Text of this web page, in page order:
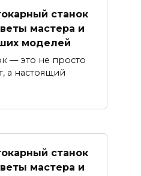
станок
мастера и
моделей
— это не просто
а настоящий
станок
мастера и